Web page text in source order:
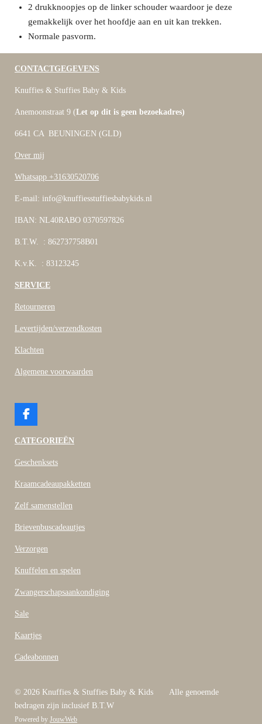
2 drukknoopjes op de linker schouder waardoor je deze
gemakkelijk over het hoofdje aan en uit kan trekken.
Normale pasvorm.
CONTACTGEGEVENS
Knuffies & Stuffies Baby & Kids
Anemoonstraat 9 (Let op dit is geen bezoekadres)
6641 CA BEUNINGEN (GLD)
Over mij
Whatsapp +31630520706
E-mail: info@knuffiesstuffiesbabykids.nl
IBAN: NL40RABO 0370597826
B.T.W. : 862737758B01
K.v.K. : 83123245
SERVICE
Retourneren
Levertijden/verzendkosten
Klachten
Algemene voorwaarden
F
c
b
o
CATEGORIEËN
Geschenksets
Kraamcadeaupakketten
Zelf samenstellen
Brievenbuscadeautjes
Verzorgen
Knuffelen en spelen
Zwangerschapsaankondiging
Sale
Kaartjes
Cadeabonnen
© 2026 Knuffies & Stuffies Baby & Kids Alle genoemde
bedragen zijn inclusief B.T.W
Powered by JouwWeb